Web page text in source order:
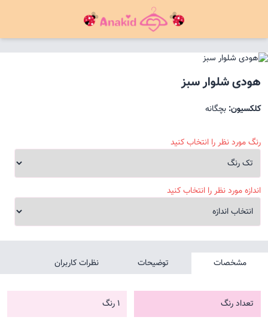
هودی شلوار سبز
کلکسیون: بچگانه
رنگ مورد نظر را انتخاب کنید
اندازه مورد نظر را انتخاب کنید
مشخصات توضیحات نظرات کاربران
تعداد رنگ 1 رنگ